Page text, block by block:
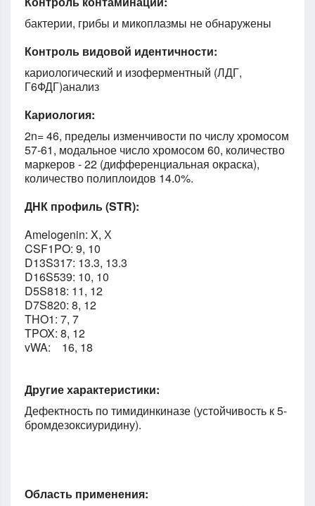
бактерии, грибы и микоплазмы не обнаружены
Контроль видовой идентичности:
кариологический и изоферментный (ЛДГ,
Г6ФДГ)анализ
Кариология:
2n= 46, пределы изменчивости по числу хромосом
57-61, модальное число хромосом 60, количество
маркеров - 22 (дифференциальная окраска),
количество полиплоидов 14.0%.
ДНК профиль (STR):
Amelogenin: X, Х
CSF1PO: 9, 10
D13S317: 13.3, 13.3
D16S539: 10, 10
D5S818: 11, 12
D7S820: 8, 12
THO1: 7, 7
TPOX: 8, 12
vWA: 16, 18
Другие характеристики:
Дефектность по тимидинкиназе (устойчивость к 5-
бромдезоксиуридину).
Область применения: